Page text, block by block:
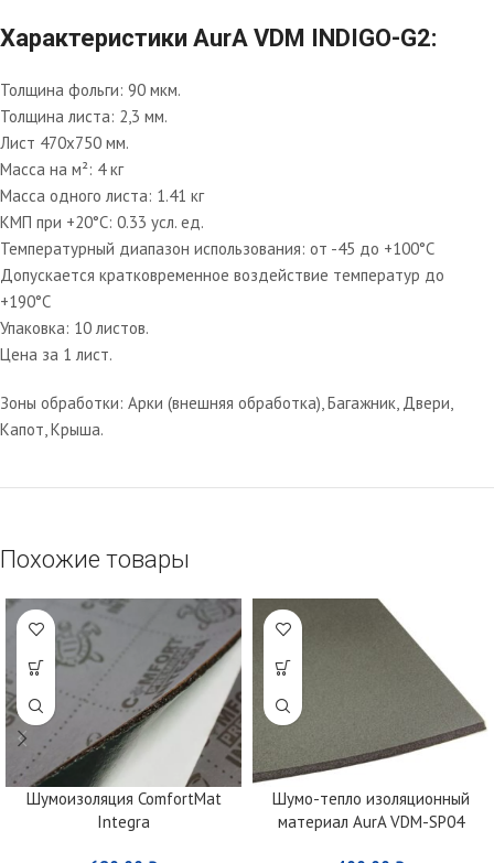
Характеристики AurA VDM INDIGO-G2:
Толщина фольги: 90 мкм.
Толщина листа: 2,3 мм.
Лист 470х750 мм.
Масса на м²: 4 кг
Масса одного листа: 1.41 кг
КМП при +20°C: 0.33 усл. ед.
Температурный диапазон использования: от -45 до +100°С
Допускается кратковременное воздействие температур до
+190°С
Упаковка: 10 листов.
Цена за 1 лист.
Зоны обработки: Арки (внешняя обработка), Багажник, Двери,
Капот, Крыша.
Похожие товары
Шумоизоляция ComfortMat
Integra
Шумо-тепло изоляционный
материал AurA VDM-SP04